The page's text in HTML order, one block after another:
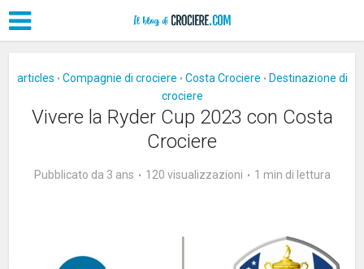
articles • Compagnie di crociere • Costa Crociere • Destinazione di
crociere
Vivere la Ryder Cup 2023 con Costa
Crociere
Pubblicato da 3 ans 120 visualizzazioni 1 min di lettura